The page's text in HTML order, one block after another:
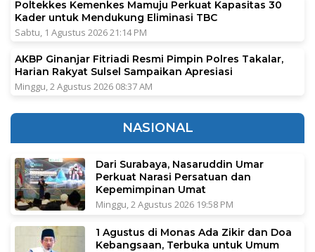
Poltekkes Kemenkes Mamuju Perkuat Kapasitas 30
Kader untuk Mendukung Eliminasi TBC
Sabtu, 1 Agustus 2026 21:14 PM
AKBP Ginanjar Fitriadi Resmi Pimpin Polres Takalar,
Harian Rakyat Sulsel Sampaikan Apresiasi
Minggu, 2 Agustus 2026 08:37 AM
NASIONAL
Dari Surabaya, Nasaruddin Umar
Perkuat Narasi Persatuan dan
Kepemimpinan Umat
Minggu, 2 Agustus 2026 19:58 PM
1 Agustus di Monas Ada Zikir dan Doa
Kebangsaan, Terbuka untuk Umum